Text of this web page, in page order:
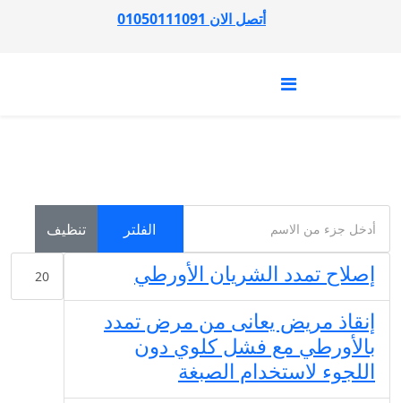
أتصل الان 01050111091
الفلتر
تنظيف
إصلاح تمدد الشريان الأورطي
إنقاذ مريض يعانى من مرض تمدد
بالأورطي مع فشل كلوي دون
اللجوء لاستخدام الصبغة